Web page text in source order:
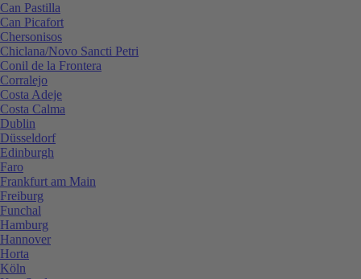
Can Pastilla
Can Picafort
Chersonisos
Chiclana/Novo Sancti Petri
Conil de la Frontera
Corralejo
Costa Adeje
Costa Calma
Dublin
Düsseldorf
Edinburgh
Faro
Frankfurt am Main
Freiburg
Funchal
Hamburg
Hannover
Horta
Köln